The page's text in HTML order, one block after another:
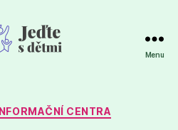
Menu
Rubriky CENTRA